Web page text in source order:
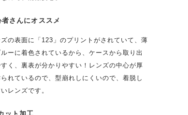
者さんにオススメ
ズの表面に「123」のプリントがされていて、薄
ーに着色されているから、ケースから取り出
すく、裏表が分かりやすい！レンズの中心が厚
られているので、型崩れしにくいので、着脱し
レンズです。